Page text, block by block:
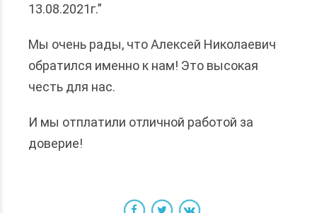
13.08.2021г.”
Мы очень рады, что Алексей Николаевич
обратился именно к нам! Это высокая
честь для нас.
И мы отплатили отличной работой за
доверие!